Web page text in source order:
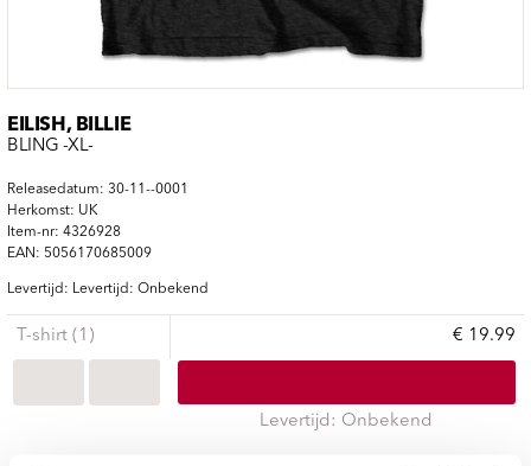
EILISH, BILLIE
BLING -XL-
Releasedatum: 30-11--0001
Herkomst: UK
Item-nr: 4326928
EAN: 5056170685009
Levertijd: Levertijd: Onbekend
T-shirt (1) € 19.99
Levertijd: Onbekend